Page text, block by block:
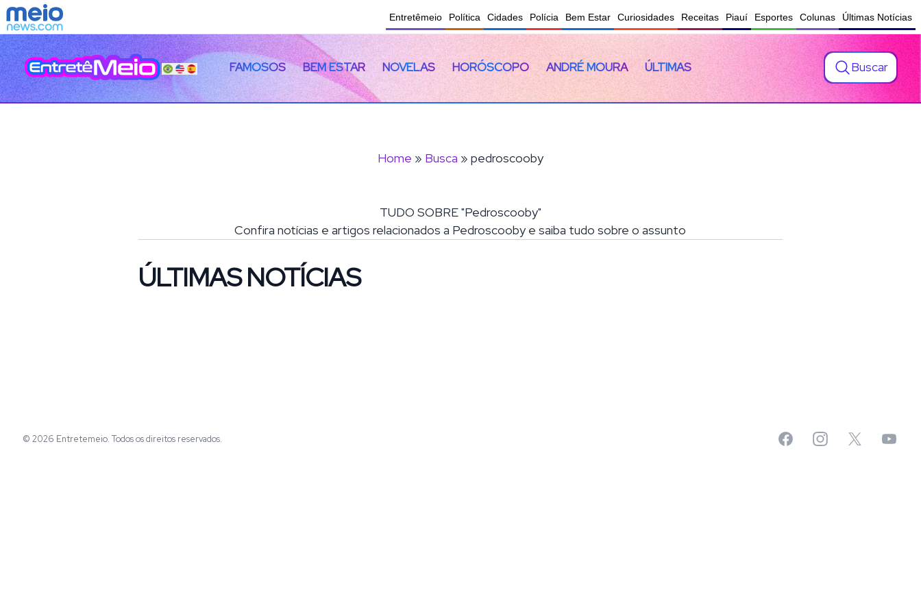
Entretêmeio Política Cidades Polícia Bem Estar Curiosidades Receitas Piauí Esportes Colunas Últimas Notícias
FAMOSOS BEM ESTAR NOVELAS HORÓSCOPO ANDRÉ MOURA ÚLTIMAS Buscar
Home » Busca » pedroscooby
TUDO SOBRE "Pedroscooby"
Confira notícias e artigos relacionados a Pedroscooby e saiba tudo sobre o assunto
ÚLTIMAS NOTÍCIAS
FacebookInstagram
X
© 2026 Entretemeio. Todos os direitos reservados.